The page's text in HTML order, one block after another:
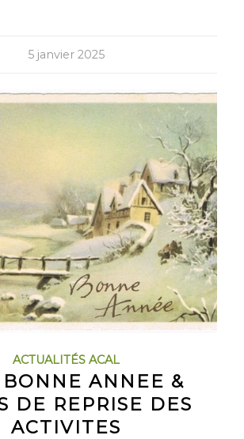
5 janvier 2025
ACTUALITÉS ACAL
ANNEE &
DE REPRISE DES
ACTIVITES